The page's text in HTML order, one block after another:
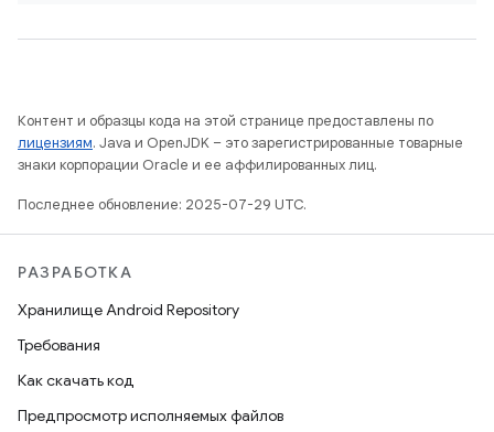
Контент и образцы кода на этой странице предоставлены по
лицензиям. Java и OpenJDK – это зарегистрированные товарные
знаки корпорации Oracle и ее аффилированных лиц.
Последнее обновление: 2025-07-29 UTC.
РАЗРАБОТКА
Хранилище Android Repository
Требования
Как скачать код
Предпросмотр исполняемых файлов